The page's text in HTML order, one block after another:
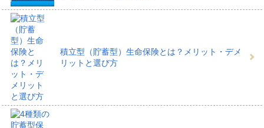
積立型（貯蓄型）生命保険とは？メリット・デメ
リットと選び方